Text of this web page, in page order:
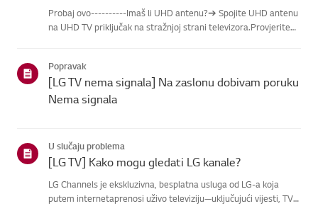
Probaj ovo----------Imaš li UHD antenu?➔ Spojite UHD antenu
na UHD TV priključak na stražnjoj strani televizora.Provjerite
Popravak
[LG TV nema signala] Na zaslonu dobivam poruku
Nema signala
U slučaju problema
[LG TV] Kako mogu gledati LG kanale?
LG Channels je ekskluzivna, besplatna usluga od LG-a koja
putem internetaprenosi uživo televiziju—uključujući vijesti, TV